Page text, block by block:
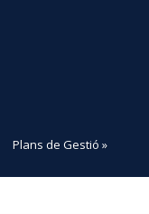
Plans de Gestió »